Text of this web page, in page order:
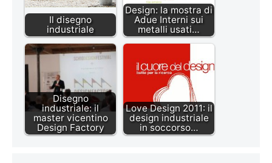
Il disegno
industriale
Design: la mostra di
Adue Interni sui
metalli usati…
Disegno
industriale: il
master vicentino
Design Factory
Love Design 2011: il
design industriale
in soccorso…